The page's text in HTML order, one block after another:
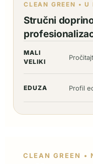
CLEAN GREEN •
Stručni
MALI
VELIKI
EDUZA Profil
CLEAN GREEN •